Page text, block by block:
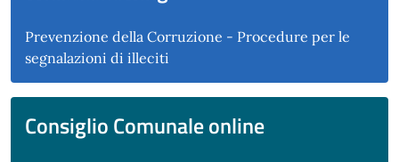
Prevenzione della Corruzione - Procedure per le
segnalazioni di illeciti
Consiglio Comunale online